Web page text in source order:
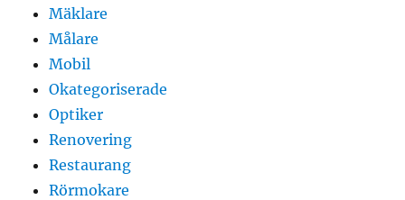
Mäklare
Målare
Mobil
Okategoriserade
Optiker
Renovering
Restaurang
Rörmokare